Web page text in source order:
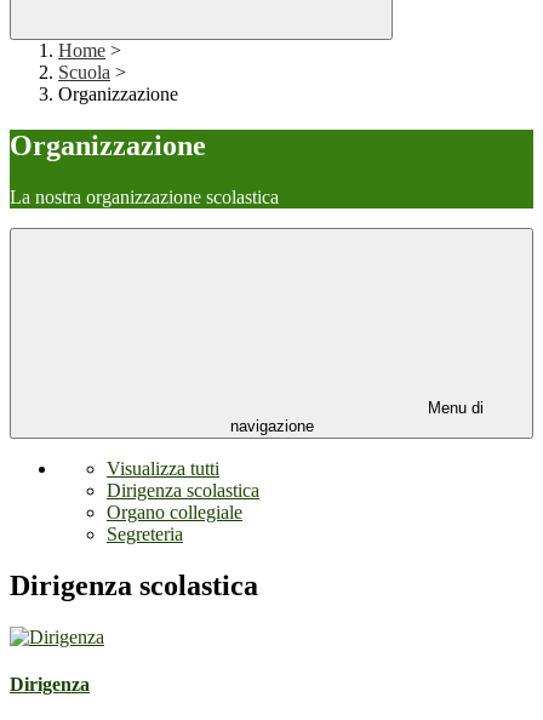
Home >
Scuola >
Organizzazione
Organizzazione
La nostra organizzazione scolastica
Menu di
navigazione
Visualizza tutti
Dirigenza scolastica
Organo collegiale
Segreteria
Dirigenza scolastica
Dirigenza